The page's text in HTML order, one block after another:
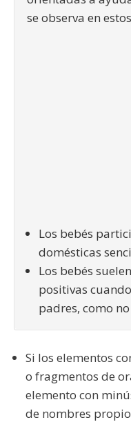
se observa en
Los bebés
domésticas
Los bebés
positivas
padres, como
Si los elementos
o fragmentos de
elemento con
de nombres